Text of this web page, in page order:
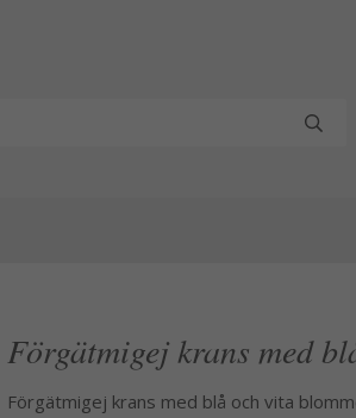
Förgätmigej krans med
Förgätmigej krans med blå och vita